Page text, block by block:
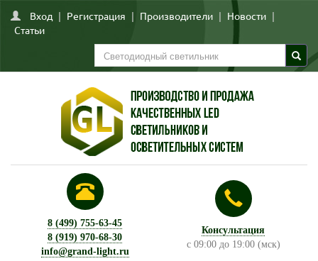
Вход | Регистрация | Производители | Новости |
Статьи
8 (499) 755-63-45
8 (919) 970-68-30
info@grand-light.ru
Консультация
с 09:00 до 19:00 (мск)